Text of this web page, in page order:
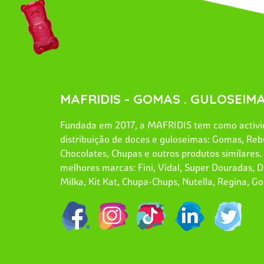
MAFRIDIS - GOMAS .
Fundada em 2017, a MAFRIDIS tem como
distribuição de doces e guloseimas: Gomas,
Chocolates, Chupas e outros produtos
melhores marcas: Fini, Vidal, Super Douradas,
Milka, Kit Kat, Chupa-Chups, Nutella, Regina,